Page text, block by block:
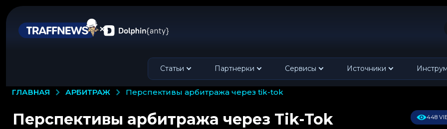
Статьи Партнерки Сервисы Источники
ГЛАВНАЯ АРБИТРАЖ перспективы арбитража через tik-tok
Перспективы арбитража через Tik-Tok 448